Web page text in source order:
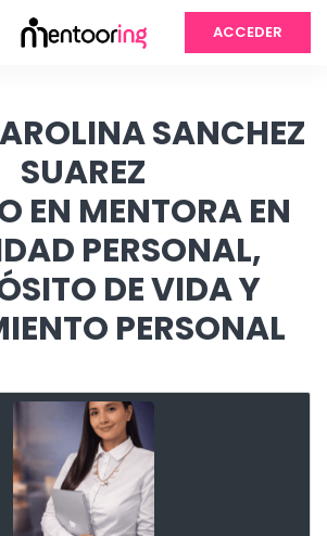
ACCEDER
SANCHEZ
SUAREZ
EN MENTORA EN
PERSONAL,
DE VIDA Y
PERSONAL